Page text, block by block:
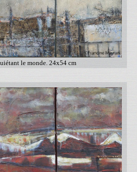
le monde. 24x54 cm